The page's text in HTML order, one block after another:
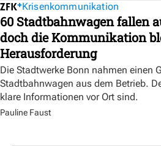
Krisenkommunikation
60 Stadtbahnwagen fallen
doch die Kommunikation
Herausforderung
Die Stadtwerke Bonn nahmen einen
Stadtbahnwagen aus dem Betrieb.
klare Informationen vor Ort sind.
Pauline Faust